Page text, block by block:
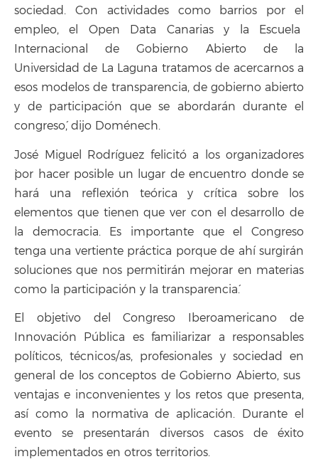
sociedad. Con actividades como barrios por el
empleo, el Open Data Canarias y la Escuela
Internacional de Gobierno Abierto de la
Universidad de La Laguna tratamos de acercarnos a
esos modelos de transparencia, de gobierno abierto
y de participación que se abordarán durante el
congreso´, dijo Doménech.
José Miguel Rodríguez felicitó a los organizadores
`por hacer posible un lugar de encuentro donde se
hará una reflexión teórica y crítica sobre los
elementos que tienen que ver con el desarrollo de
la democracia. Es importante que el Congreso
tenga una vertiente práctica porque de ahí surgirán
soluciones que nos permitirán mejorar en materias
como la participación y la transparencia´.
El objetivo del Congreso Iberoamericano de
Innovación Pública es familiarizar a responsables
políticos, técnicos/as, profesionales y sociedad en
general de los conceptos de Gobierno Abierto, sus
ventajas e inconvenientes y los retos que presenta,
así como la normativa de aplicación. Durante el
evento se presentarán diversos casos de éxito
implementados en otros territorios.